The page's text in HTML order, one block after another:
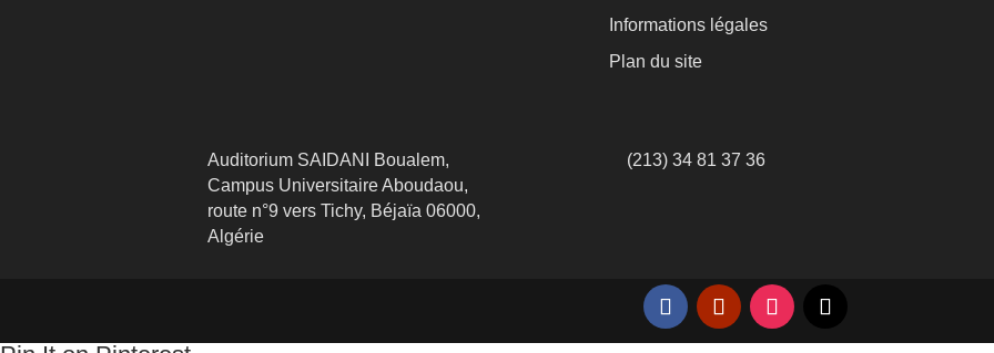
Informations légales
Plan du site
Auditorium SAIDANI Boualem,
Campus Universitaire Aboudaou,
route n°9 vers Tichy, Béjaïa 06000,
Algérie
(213) 34 81 37 36